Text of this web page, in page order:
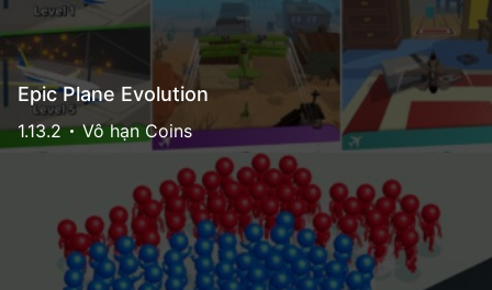
Epic Plane Evolution
1.13.2 Vô hạn Coins